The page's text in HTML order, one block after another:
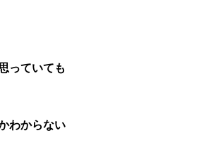
っていても
わからない